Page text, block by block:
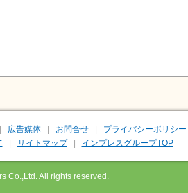
広告媒体 お問合せ プライバシーポリシー
サイトマップ インプレスグループTOP
Co.,Ltd. All rights reserved.